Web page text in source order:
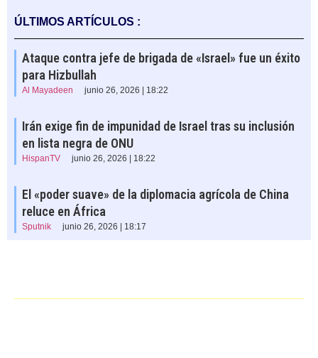
ÚLTIMOS ARTÍCULOS :
Ataque contra jefe de brigada de «Israel» fue un éxito
para Hizbullah
Al Mayadeen junio 26, 2026 | 18:22
Irán exige fin de impunidad de Israel tras su inclusión
en lista negra de ONU
HispanTV junio 26, 2026 | 18:22
El «poder suave» de la diplomacia agrícola de China
reluce en África
Sputnik junio 26, 2026 | 18:17